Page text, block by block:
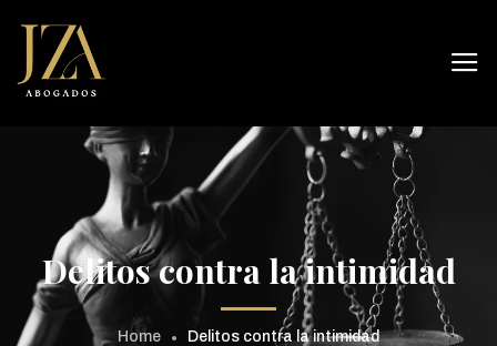
Delitos contra la intimidad
Home Delitos contra la intimidad